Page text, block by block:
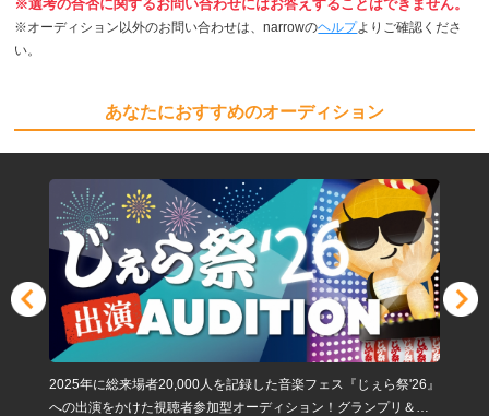
※選考の合否に関するお問い合わせにはお答えすることはできません。
※オーディション以外のお問い合わせは、narrowのヘルプよりご確認くださ
い。
あなたにおすすめのオーディション
2025年に総来場者20,000人を記録した音楽フェス『じぇら祭'26』
への出演をかけた視聴者参加型オーディション！グランプリ＆準